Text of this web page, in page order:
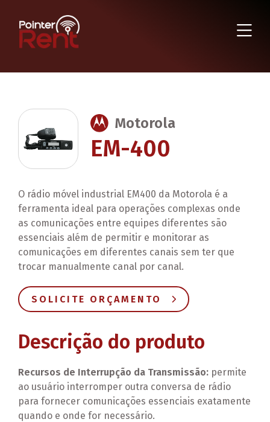
Motorola
EM-400
O rádio móvel industrial EM400 da Motorola é a
ferramenta ideal para operações complexas onde
as comunicações entre equipes diferentes são
essenciais além de permitir e monitorar as
comunicações em diferentes canais sem ter que
trocar manualmente canal por canal.
SOLICITE ORÇAMENTO
Descrição do produto
Recursos de Interrupção da Transmissão: permite
ao usuário interromper outra conversa de rádio
para fornecer comunicações essenciais exatamente
quando e onde for necessário.